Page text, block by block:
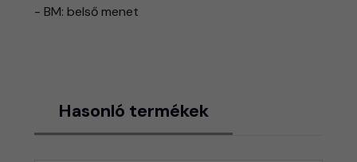
- BM: belső menet
Hasonló termékek